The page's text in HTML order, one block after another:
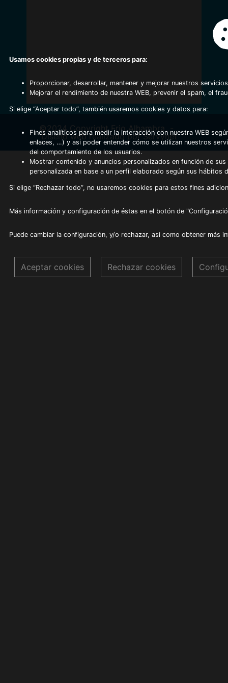
©2024 Copyright Frio Alhambra
Diseño web realizado por Servynet
Usamos cookies propias y de terceros para:
Proporcionar, desarrollar, mantener y mejorar nuestros
Mejorar el rendimiento de nuestra WEB, prevenir el spam, el
Si elige “Aceptar todo”, también usaremos cookies y datos para:
Fines analíticos para medir la interacción con nuestra WEB
enlaces, …) y asi poder entender cómo se utilizan nuestros
del comportamiento de los usuarios.
Mostrar contenido y anuncios personalizados en función de
personalizada en base a un perfil elaborado según sus hábitos
Si elige “Rechazar todo”, no usaremos cookies para estos fines
Más información y configuración de éstas en el botón de
Puede cambiar la configuración, y/o rechazar, asi como obtener más
Aceptar cookies Rechazar cookies